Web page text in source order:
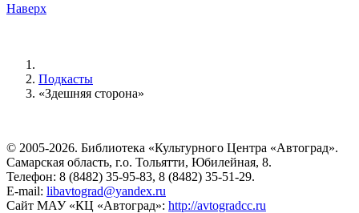
Наверх
Подкасты
«Здешняя сторона»
© 2005-2026. Библиотека «Культурного Центра «Автоград».
Самарская область, г.о. Тольятти, Юбилейная, 8.
Телефон: 8 (8482) 35-95-83, 8 (8482) 35-51-29.
E-mail: libavtograd@yandex.ru
Сайт МАУ «КЦ «Автоград»: http://avtogradcc.ru